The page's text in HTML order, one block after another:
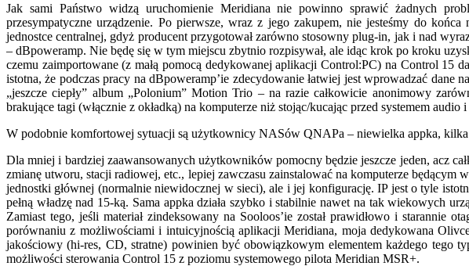
Jak sami Państwo widzą uruchomienie Meridiana nie powinno sprawić żadnych
przesympatyczne urządzenie. Po pierwsze, wraz z jego zakupem, nie jesteśmy do
jednostce centralnej, gdyż producent przygotował zarówno stosowny plug-in, jak i nad
– dBpoweramp. Nie będę się w tym miejscu zbytnio rozpisywał, ale idąc krok po kroku
czemu zaimportowane (z małą pomocą dedykowanej aplikacji Control:PC) na Control 15
istotna, że podczas pracy na dBpoweramp’ie zdecydowanie łatwiej jest wprowadzać
„jeszcze ciepły” album „Polonium” Motion Trio – na razie całkowicie anonimowy
brakujące tagi (włącznie z okładką) na komputerze niż stojąc/kucając przed systemem audio
W podobnie komfortowej sytuacji są użytkownicy NASów QNAPa – niewielka appka, kilka
Dla mniej i bardziej zaawansowanych użytkowników pomocny będzie jeszcze jeden, acz
zmianę utworu, stacji radiowej, etc., lepiej zawczasu zainstalować na komputerze
jednostki głównej (normalnie niewidocznej w sieci), ale i jej konfigurację. IP jest o tyle
pełną władzę nad 15-ką. Sama appka działa szybko i stabilnie nawet na tak wiekowych
Zamiast tego, jeśli materiał zindeksowany na Sooloos’ie został prawidłowo i
porównaniu z możliwościami i intuicyjnością aplikacji Meridiana, moja dedykowana
jakościowy (hi-res, CD, stratne) powinien być obowiązkowym elementem każdego tego
możliwości sterowania Control 15 z poziomu systemowego pilota Meridian MSR+.